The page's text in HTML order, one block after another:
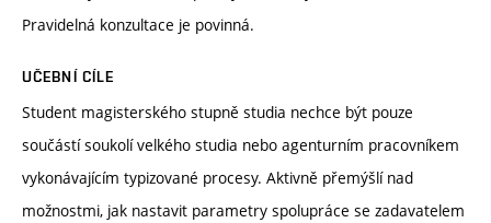
Pravidelná konzultace je povinná.
UČEBNÍ CÍLE
Student magisterského stupně studia nechce být pouze
součástí soukolí velkého studia nebo agenturním pracovníkem
vykonávajícím typizované procesy. Aktivně přemýšlí nad
možnostmi, jak nastavit parametry spolupráce se zadavatelem